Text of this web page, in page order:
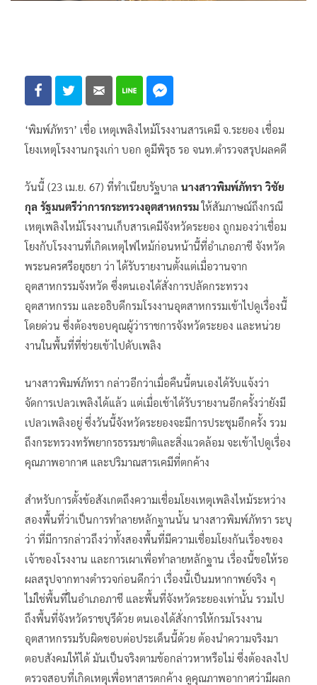
‘พิมพ์ภัทรา’ เชื่อ เหตุเพลิงไหม้โรงงานสารเคมี จ.ระยอง เชื่อม
โยงเหตุโรงงานกรุงเก่า บอก ดูมีพิรุธ รอ จนท.ตำรวจสรุปผลคดี
วันนี้ (23 เม.ย. 67) ที่ทำเนียบรัฐบาล นางสาวพิมพ์ภัทรา วิชัย
กุล รัฐมนตรีว่าการกระทรวงอุตสาหกรรมให้สัมภาษณ์ถึงกรณี
เหตุเพลิงไหม้โรงงานเก็บสารเคมีจังหวัดระยอง ถูกมองว่าเชื่อม
โยงกับโรงงานที่เกิดเหตุไฟไหม้ก่อนหน้านี้ที่อำเภอภาชี จังหวัด
พระนครศรีอยุธยา ว่า ได้รับรายงานตั้งแต่เมื่อวานจาก
อุตสาหกรรมจังหวัด ซึ่งตนเองได้สั่งการปลัดกระทรวง
อุตสาหกรรม และอธิบดีกรมโรงงานอุตสาหกรรมเข้าไปดูเรื่องนี้
โดยด่วน ซึ่งต้องขอบคุณผู้ว่าราชการจังหวัดระยอง และหน่วย
งานในพื้นที่ที่ช่วยเข้าไปดับเพลิง
นางสาวพิมพ์ภัทรา กล่าวอีกว่าเมื่อคืนนี้ตนเองได้รับแจ้งว่า
จัดการเปลวเพลิงได้แล้ว แต่เมื่อเช้าได้รับรายงานอีกครั้งว่ายังมี
เปลวเพลิงอยู่ ซึ่งวันนี้จังหวัดระยองจะมีการประชุมอีกครั้ง รวม
ถึงกระทรวงทรัพยากรธรรมชาติและสิ่งแวดล้อม จะเข้าไปดูเรื่อง
คุณภาพอากาศ และปริมาณสารเคมีที่ตกค้าง
สำหรับการตั้งข้อสังเกตถึงความเชื่อมโยงเหตุเพลิงไหม้ระหว่าง
สองพื้นที่ว่าเป็นการทำลายหลักฐานนั้น นางสาวพิมพ์ภัทรา ระบุ
ว่า ที่มีการกล่าวถึงว่าทั้งสองพื้นที่มีความเชื่อมโยงกันเรื่องของ
เจ้าของโรงงาน และการเผาเพื่อทำลายหลักฐาน เรื่องนี้ขอให้รอ
ผลสรุปจากทางตำรวจก่อนดีกว่า เรื่องนี้เป็นมหากาพย์จริง ๆ
ไม่ใช่พื้นที่ในอำเภอภาชี และพื้นที่จังหวัดระยองเท่านั้น รวมไป
ถึงพื้นที่จังหวัดราชบุรีด้วย ตนเองได้สั่งการให้กรมโรงงาน
อุตสาหกรรมรับผิดชอบต่อประเด็นนี้ด้วย ต้องนำความจริงมา
ตอบสังคมให้ได้ มันเป็นจริงตามข้อกล่าวหาหรือไม่ ซึ่งต้องลงไป
ตรวจสอบที่เกิดเหตุเพื่อหาสารตกค้าง ดูคุณภาพอากาศว่ามีผลก